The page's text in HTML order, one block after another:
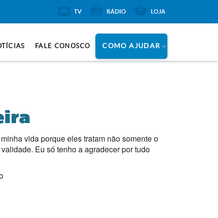
FALE CONOSCO COMO AJUDAR
vida porque eles tratam não somente o
Eu só tenho a agradecer por tudo
TV RÁDIO LOJA